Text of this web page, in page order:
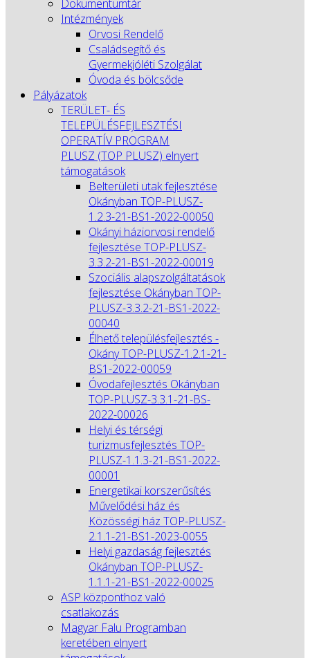
Dokumentumtár
Intézmények
Orvosi Rendelő
Családsegítő és
Gyermekjóléti Szolgálat
Óvoda és bölcsőde
Pályázatok
TERÜLET- ÉS
TELEPÜLÉSFEJLESZTÉSI
OPERATÍV PROGRAM
PLUSZ (TOP PLUSZ) elnyert
támogatások
Belterületi utak fejlesztése
Okányban TOP-PLUSZ-
1.2.3-21-BS1-2022-00050
Okányi háziorvosi rendelő
fejlesztése TOP-PLUSZ-
3.3.2-21-BS1-2022-00019
Szociális alapszolgáltatások
fejlesztése Okányban TOP-
PLUSZ-3.3.2-21-BS1-2022-
00040
Élhető településfejlesztés -
Okány TOP-PLUSZ-1.2.1-21-
BS1-2022-00059
Óvodafejlesztés Okányban
TOP-PLUSZ-3.3.1-21-BS-
2022-00026
Helyi és térségi
turizmusfejlesztés TOP-
PLUSZ-1.1.3-21-BS1-2022-
00001
Energetikai korszerűsítés
Művelődési ház és
Közösségi ház TOP-PLUSZ-
2.1.1-21-BS1-2023-0055
Helyi gazdaság fejlesztés
Okányban TOP-PLUSZ-
1.1.1-21-BS1-2022-00025
ASP központhoz való
csatlakozás
Magyar Falu Programban
keretében elnyert